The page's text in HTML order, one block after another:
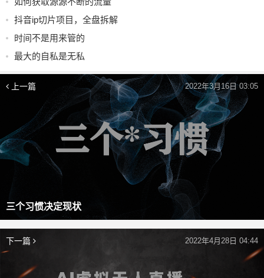
抖音ip切片项目，全盘拆解
时间不是用来管的
最大的自私是无私
上一篇
三个习惯决定现状
2022年3月16日 03:05
下一篇 2022年4月28日 04:44